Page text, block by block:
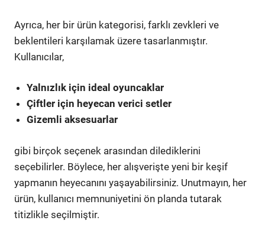
Ayrıca, her bir ürün kategorisi, farklı zevkleri ve
beklentileri karşılamak üzere tasarlanmıştır.
Kullanıcılar,
Yalnızlık için ideal oyuncaklar
Çiftler için heyecan verici setler
Gizemli aksesuarlar
gibi birçok seçenek arasından dilediklerini
seçebilirler. Böylece, her alışverişte yeni bir keşif
yapmanın heyecanını yaşayabilirsiniz. Unutmayın, her
ürün, kullanıcı memnuniyetini ön planda tutarak
titizlikle seçilmiştir.